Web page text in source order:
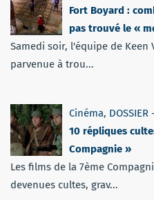
Fort Boyard :
pas trouvé le «
Samedi soir, l'équipe de Keen
parvenue à trou...
Cinéma, DOSSIER
10 répliques
Compagnie »
Les films de la 7ème
devenues cultes, grav...